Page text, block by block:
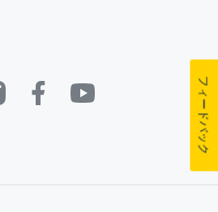
フィードバック